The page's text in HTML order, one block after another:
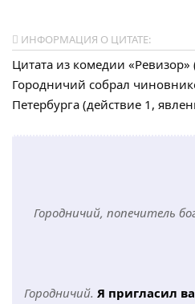
ИНФОРМАЦИЯ О ЦИТАТЕ:
Цитата из комедии
Городничий собрал
Петербурга (действие 1,
Городничий, попечитель
Городничий. Я пригласил